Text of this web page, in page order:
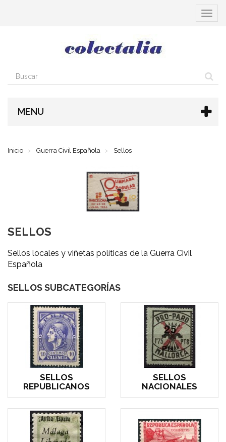
MENU
Inicio Guerra Civil Española Sellos
SELLOS
Sellos locales y viñetas políticas de la Guerra Civil
Española
SELLOS SUBCATEGORÍAS
SELLOS
REPUBLICANOS
SELLOS
NACIONALES